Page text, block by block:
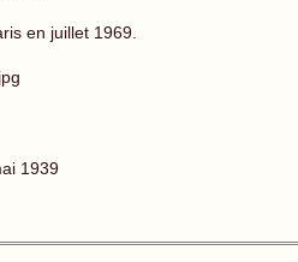
en juillet 1969.
1939